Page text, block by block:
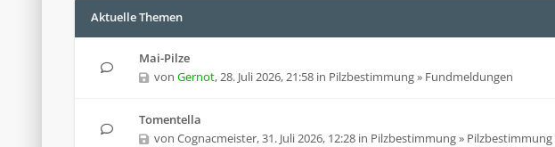
Aktuelle Themen
Mai-Pilze
von Gernot,28. Juli 2026, 21:58 in Pilzbestimmung» Fundmeldungen
Tomentella
von Cognacmeister,31. Juli 2026, 12:28 in Pilzbestimmung» Pilzbestimmung